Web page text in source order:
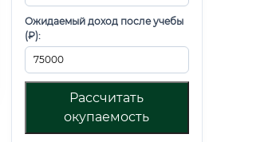
Ожидаемый доход после учебы
(₽):
Рассчитать
окупаемость